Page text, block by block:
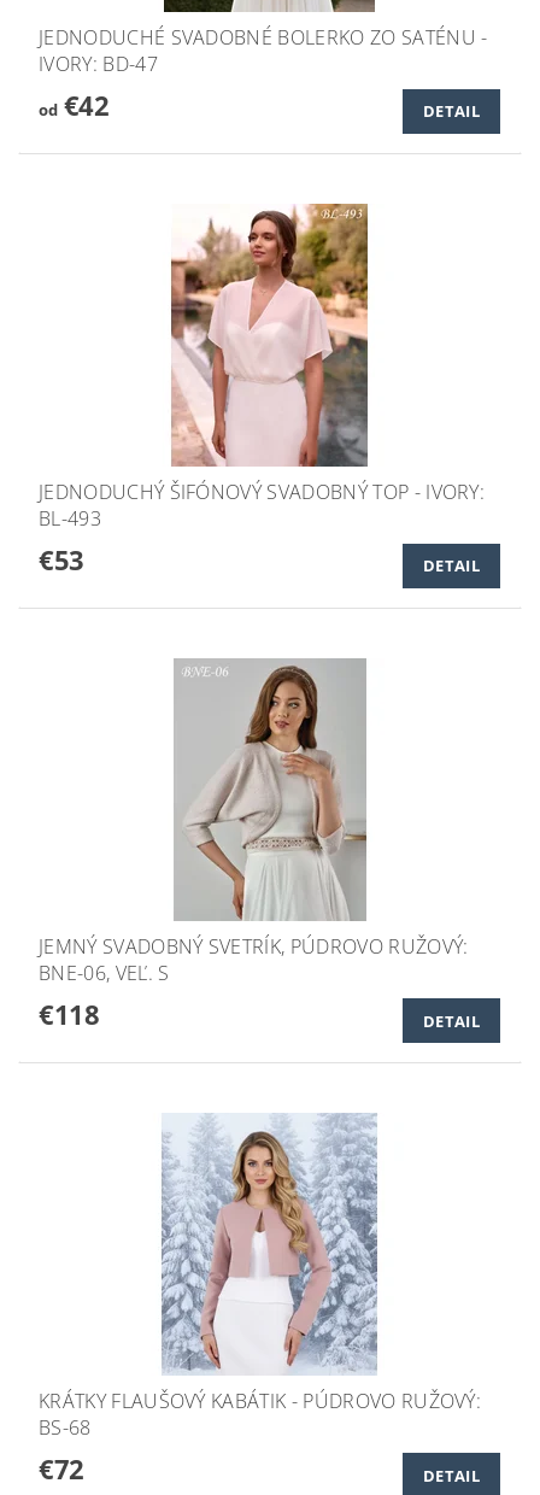
JEDNODUCHÉ SVADOBNÉ BOLERKO ZO SATÉNU -
IVORY: BD-47
od€42 DETAIL
JEDNODUCHÝ ŠIFÓNOVÝ SVADOBNÝ TOP - IVORY:
BL-493
€53 DETAIL
JEMNÝ SVADOBNÝ SVETRÍK, PÚDROVO RUŽOVÝ:
BNE-06, VEĽ. S
€118 DETAIL
KRÁTKY FLAUŠOVÝ KABÁTIK - PÚDROVO RUŽOVÝ:
BS-68
€72 DETAIL